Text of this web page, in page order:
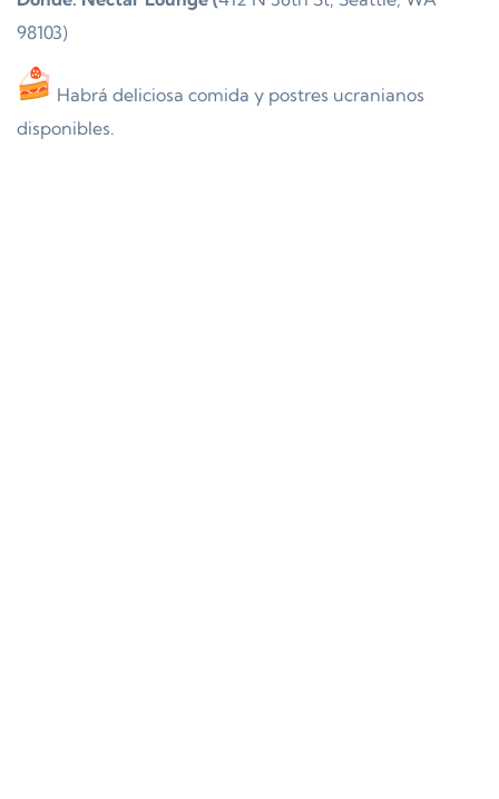
98103)
Habrá deliciosa comida y postres ucranianos
disponibles.